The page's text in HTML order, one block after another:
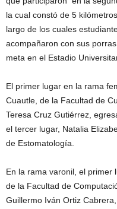
la cual constó de 5
largo de los cuales
acompañaron con sus
meta en el Estadio
El primer lugar en la rama
Cuautle, de la Facultad de
Teresa Cruz Gutiérrez,
el tercer lugar, Natalia
de Estomatología.
En la rama varonil, el primer
de la Facultad de
Guillermo Iván Ortiz